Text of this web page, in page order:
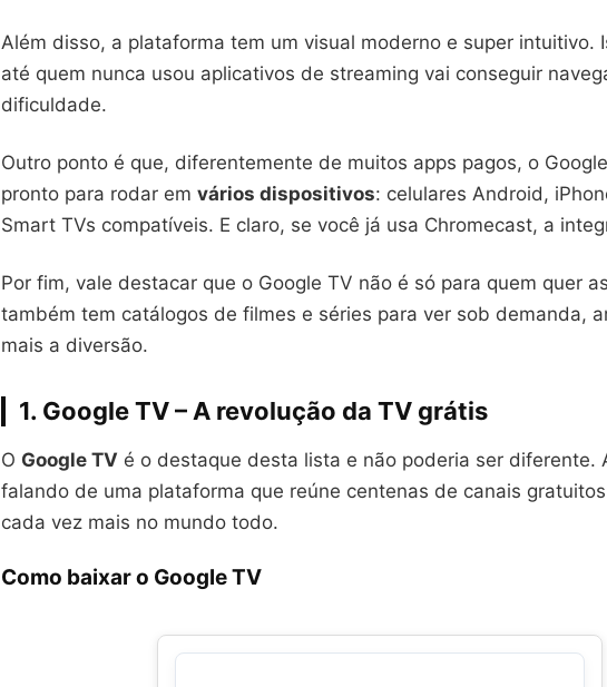
Além disso, a plataforma tem um visual moderno e super intuitivo.
até quem nunca usou aplicativos de streaming vai conseguir
dificuldade.
Outro ponto é que, diferentemente de muitos apps pagos, o
pronto para rodar em vários dispositivos: celulares Android,
Smart TVs compatíveis. E claro, se você já usa Chromecast, a
Por fim, vale destacar que o Google TV não é só para quem quer
também tem catálogos de filmes e séries para ver sob demanda,
mais a diversão.
1. Google TV – A revolução da TV grátis
O Google TV é o destaque desta lista e não poderia ser diferente.
falando de uma plataforma que reúne centenas de canais
cada vez mais no mundo todo.
Como baixar o Google TV